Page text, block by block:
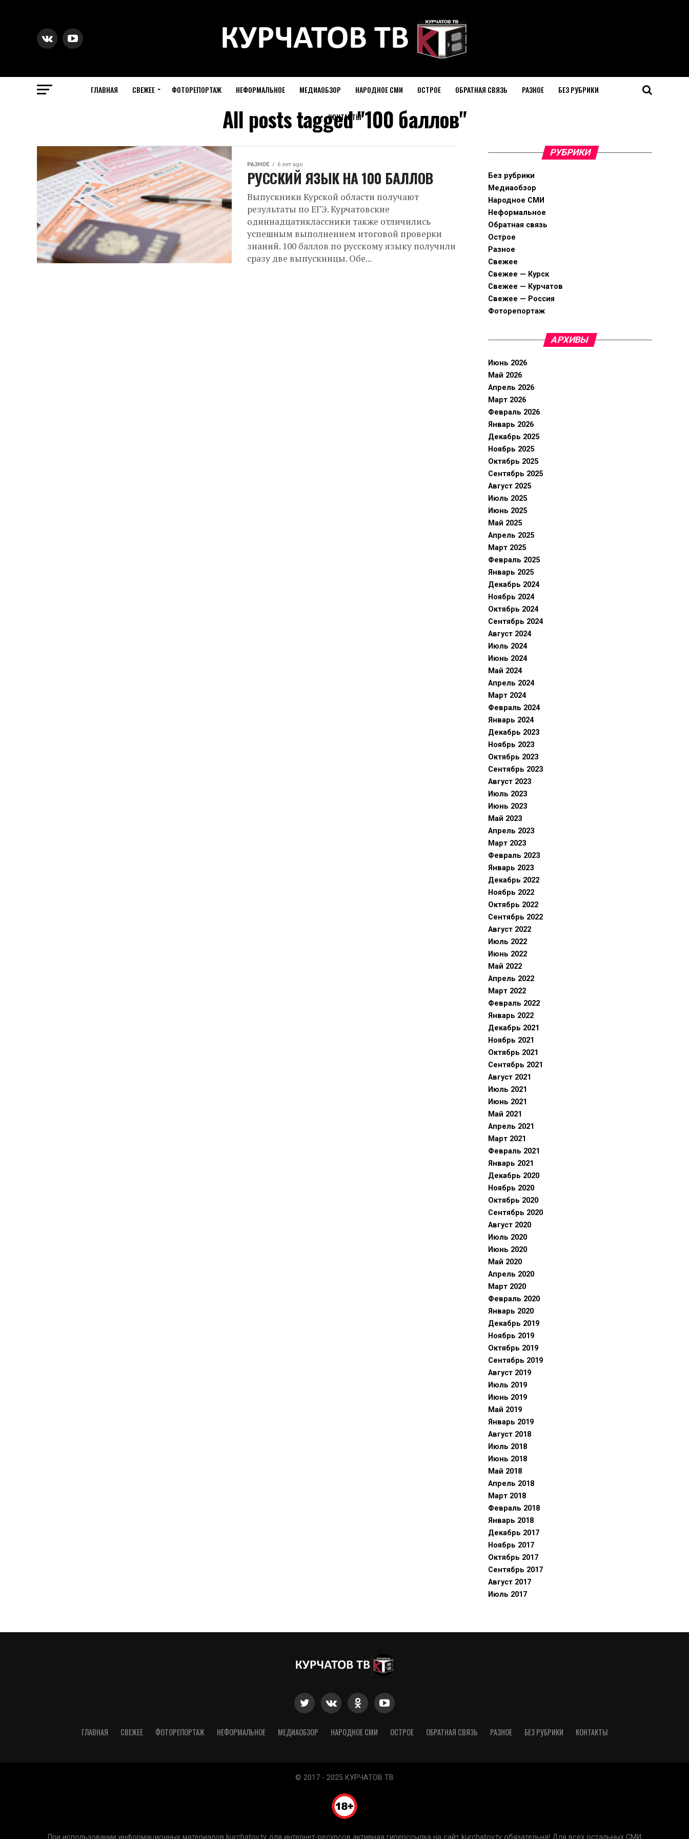
ГЛАВНАЯ СВЕЖЕЕ ФОТОРЕПОРТАЖ НЕФОРМАЛЬНОЕ МЕДИАОБЗОР НАРОДНОЕ СМИ ОСТРОЕ ОБРАТНАЯ СВЯЗЬ РАЗНОЕ БЕЗ РУБРИКИ
КОНТАКТЫ
All posts tagged "100 баллов"
РАЗНОЕ 6 лет ago
РУССКИЙ ЯЗЫК НА 100 БАЛЛОВ
Выпускники Курской области получают
результаты по ЕГЭ. Курчатовские
одиннадцатиклассники также отличились
успешным выполнением итоговой проверки
знаний. 100 баллов по русскому языку получили
сразу две выпускницы. Обе...
РУБРИКИ
Без рубрики
Медиаобзор
Народное СМИ
Неформальное
Обратная связь
Острое
Разное
Свежее
Свежее — Курск
Свежее — Курчатов
Свежее — Россия
Фоторепортаж
АРХИВЫ
Июнь 2026
Май 2026
Апрель 2026
Март 2026
Февраль 2026
Январь 2026
Декабрь 2025
Ноябрь 2025
Октябрь 2025
Сентябрь 2025
Август 2025
Июль 2025
Июнь 2025
Май 2025
Апрель 2025
Март 2025
Февраль 2025
Январь 2025
Декабрь 2024
Ноябрь 2024
Октябрь 2024
Сентябрь 2024
Август 2024
Июль 2024
Июнь 2024
Май 2024
Апрель 2024
Март 2024
Февраль 2024
Январь 2024
Декабрь 2023
Ноябрь 2023
Октябрь 2023
Сентябрь 2023
Август 2023
Июль 2023
Июнь 2023
Май 2023
Апрель 2023
Март 2023
Февраль 2023
Январь 2023
Декабрь 2022
Ноябрь 2022
Октябрь 2022
Сентябрь 2022
Август 2022
Июль 2022
Июнь 2022
Май 2022
Апрель 2022
Март 2022
Февраль 2022
Январь 2022
Декабрь 2021
Ноябрь 2021
Октябрь 2021
Сентябрь 2021
Август 2021
Июль 2021
Июнь 2021
Май 2021
Апрель 2021
Март 2021
Февраль 2021
Январь 2021
Декабрь 2020
Ноябрь 2020
Октябрь 2020
Сентябрь 2020
Август 2020
Июль 2020
Июнь 2020
Май 2020
Апрель 2020
Март 2020
Февраль 2020
Январь 2020
Декабрь 2019
Ноябрь 2019
Октябрь 2019
Сентябрь 2019
Август 2019
Июль 2019
Июнь 2019
Май 2019
Январь 2019
Август 2018
Июль 2018
Июнь 2018
Май 2018
Апрель 2018
Март 2018
Февраль 2018
Январь 2018
Декабрь 2017
Ноябрь 2017
Октябрь 2017
Сентябрь 2017
Август 2017
Июль 2017
ГЛАВНАЯ СВЕЖЕЕ ФОТОРЕПОРТАЖ НЕФОРМАЛЬНОЕ МЕДИАОБЗОР НАРОДНОЕ СМИ ОСТРОЕ ОБРАТНАЯ СВЯЗЬ РАЗНОЕ БЕЗ РУБРИКИ КОНТАКТЫ
© 2017 - 2025 КУРЧАТОВ ТВ
При использовании информационных материалов kurchatov.tv для интернет-ресурсов активная гиперссылка на сайт kurchatov.tv обязательна! Для всех остальных СМИ